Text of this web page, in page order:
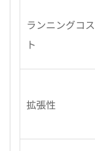
ランニングコス
ト
拡張性